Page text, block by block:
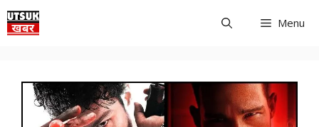
Skip
to
Menu